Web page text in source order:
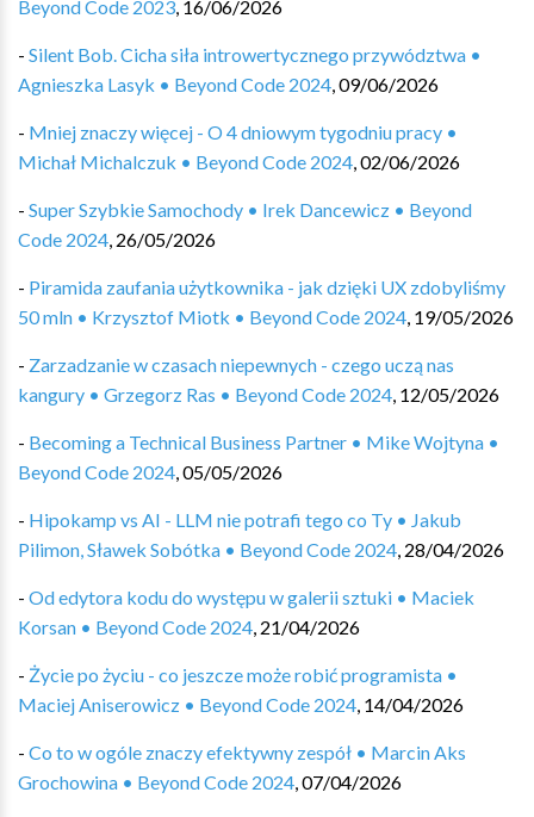
Beyond Code 2023, 16/06/2026
- Silent Bob. Cicha siła introwertycznego przywództwa •
Agnieszka Lasyk • Beyond Code 2024,09/06/2026
- Mniej znaczy więcej - O 4 dniowym tygodniu pracy •
Michał Michalczuk • Beyond Code 2024,02/06/2026
- Super Szybkie Samochody • Irek Dancewicz • Beyond
Code 2024, 26/05/2026
- Piramida zaufania użytkownika - jak dzięki UX zdobyliśmy
50 mln • Krzysztof Miotk • Beyond Code 2024, 19/05/2026
- Zarzadzanie w czasach niepewnych - czego uczą nas
kangury • Grzegorz Ras • Beyond Code 2024, 12/05/2026
- Becoming a Technical Business Partner • Mike Wojtyna •
Beyond Code 2024,05/05/2026
- Hipokamp vs AI - LLM nie potrafi tego co Ty • Jakub
Pilimon, Sławek Sobótka • Beyond Code 2024, 28/04/2026
- Od edytora kodu do występu w galerii sztuki • Maciek
Korsan • Beyond Code 2024, 21/04/2026
- Życie po życiu - co jeszcze może robić programista •
Maciej Aniserowicz • Beyond Code 2024, 14/04/2026
- Co to w ogóle znaczy efektywny zespół • Marcin Aks
Grochowina • Beyond Code 2024,07/04/2026